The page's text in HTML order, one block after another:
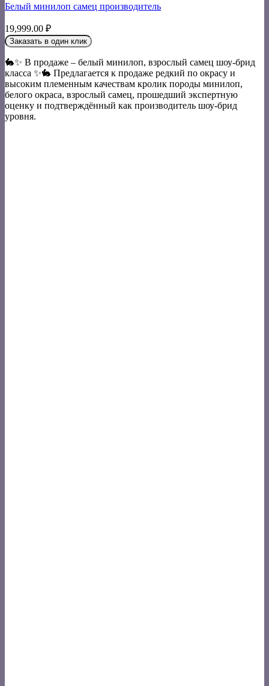
Белый минилоп самец производитель
19,999.00 ₽
Заказать в один клик
🐇✨ В продаже – белый минилоп, взрослый самец шоу-брид
класса ✨🐇 Предлагается к продаже редкий по окрасу и
высоким племенным качествам кролик породы минилоп,
белого окраса, взрослый самец, прошедший экспертную
оценку и подтверждённый как производитель шоу-брид
уровня.